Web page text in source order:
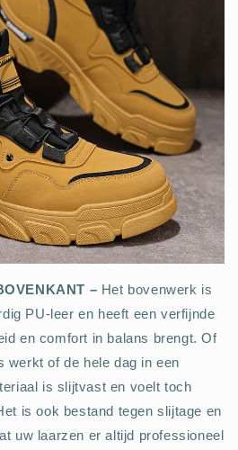
– Het bovenwerk is
PU-leer en heeft een verfijnde
en comfort in balans brengt. Of
werkt of de hele dag in een
is slijtvast en voelt toch
is ook bestand tegen slijtage en
uw laarzen er altijd professioneel